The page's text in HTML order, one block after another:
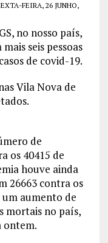
FEIRA, 26 JUNHO,
no nosso país,
seis pessoas
de covid-19.
Vila Nova de
de
os 40415 de
houve ainda
26663 contra os
um aumento de
mortais no país,
ontem.